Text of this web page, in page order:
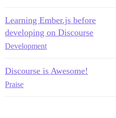
Learning Ember.js before
developing on Discourse
Development
Discourse is Awesome!
Praise